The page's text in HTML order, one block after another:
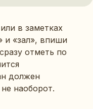
в заметках
и «зал», впиши
отметь по
должен
наоборот.